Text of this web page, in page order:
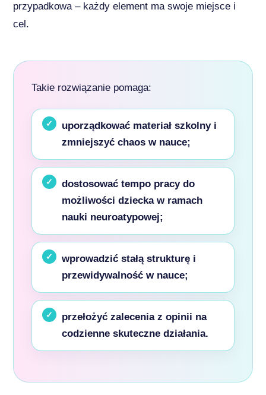
przypadkowa – każdy element ma swoje miejsce i
cel.
Takie rozwiązanie pomaga:
uporządkować materiał szkolny i
zmniejszyć chaos w nauce;
dostosować tempo pracy do
możliwości dziecka w ramach
nauki neuroatypowej;
wprowadzić stałą strukturę i
przewidywalność w nauce;
przełożyć zalecenia z opinii na
codzienne skuteczne działania.